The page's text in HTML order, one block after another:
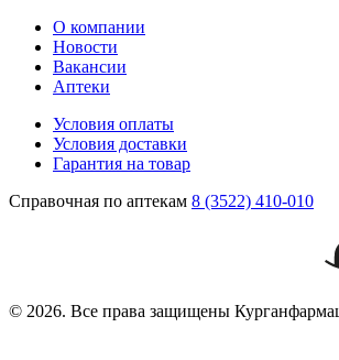
О компании
Новости
Вакансии
Аптеки
Условия оплаты
Условия доставки
Гарантия на товар
Справочная по аптекам 8 (3522) 410-010
© 2026. Все права защищены